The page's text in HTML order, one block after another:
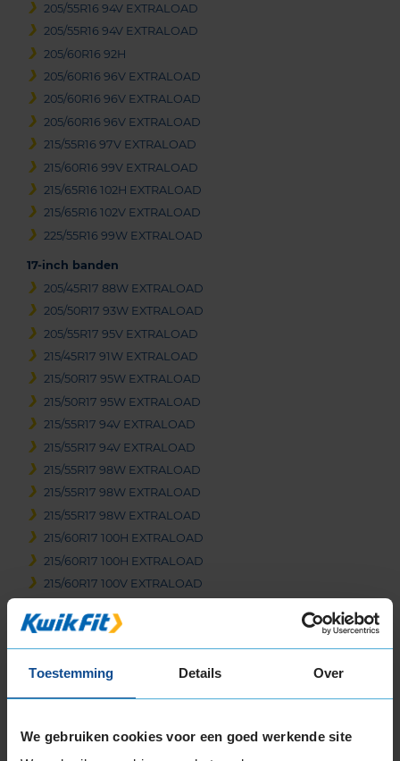
Toestemming Details Over
We gebruiken cookies voor een goed werkende site
205/55R16 94V EXTRALOAD
205/55R16 94V EXTRALOAD
205/60R16 92H
205/60R16 96V EXTRALOAD
205/60R16 96V EXTRALOAD
205/60R16 96V EXTRALOAD
215/55R16 97V EXTRALOAD
215/60R16 99V EXTRALOAD
215/65R16 102H EXTRALOAD
215/65R16 102V EXTRALOAD
225/55R16 99W EXTRALOAD
17-inch banden
205/45R17 88W EXTRALOAD
205/50R17 93W EXTRALOAD
205/55R17 95V EXTRALOAD
215/45R17 91W EXTRALOAD
215/50R17 95W EXTRALOAD
215/50R17 95W EXTRALOAD
215/55R17 94V EXTRALOAD
215/55R17 94V EXTRALOAD
215/55R17 98W EXTRALOAD
215/55R17 98W EXTRALOAD
215/55R17 98W EXTRALOAD
215/60R17 100H EXTRALOAD
215/60R17 100H EXTRALOAD
215/60R17 100V EXTRALOAD
215/65R17 103V EXTRALOAD
215/65R17 99V
215/65R17 99V EXTRALOAD
225/45R17 94W EXTRALOAD
225/50R17 98W EXTRALOAD